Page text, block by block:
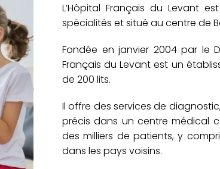
L’Hôpital Français du Levant
spécialités et situé au centre de
Fondée en janvier 2004 par le
Français du Levant est un
de 200 lits.
Il offre des services de
précis dans un centre médical
des milliers de patients, y
dans les pays voisins.